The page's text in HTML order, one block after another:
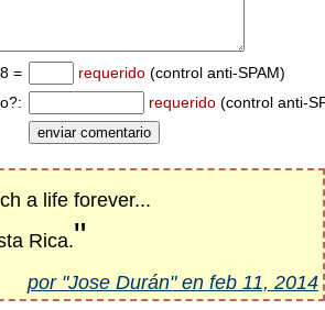
= requerido (control anti-SPAM)
requerido (control anti-
a life forever...
Rica."
por "Jose Durán" en feb 11, 2014